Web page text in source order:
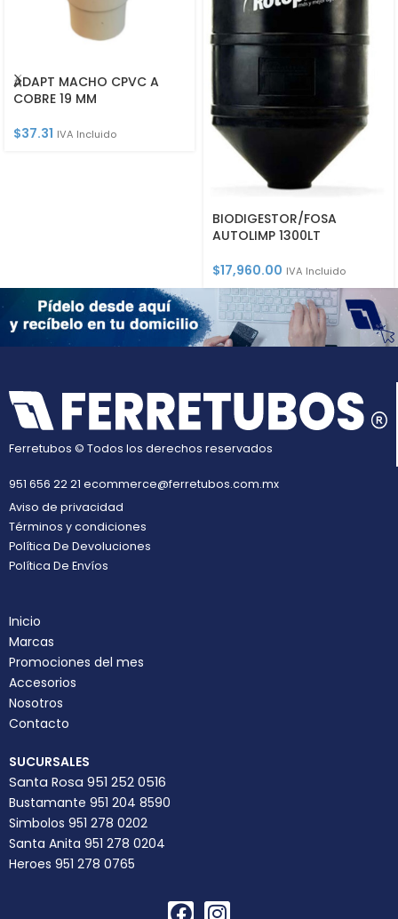
ADAPT MACHO CPVC A
COBRE 19 MM
$37.31 IVA Incluido
BIODIGESTOR/FOSA
AUTOLIMP 1300LT
$17,960.00 IVA Incluido
Ferretubos © Todos los derechos reservados
951 656 22 21 ecommerce@ferretubos.com.mx
Aviso de privacidad
Términos y condiciones
Política De Devoluciones
Política De Envíos
Inicio
Marcas
Promociones del mes
Accesorios
Nosotros
Contacto
SUCURSALES
Santa Rosa 951 252 0516
Bustamante 951 204 8590
Simbolos 951 278 0202
Santa Anita 951 278 0204
Heroes 951 278 0765